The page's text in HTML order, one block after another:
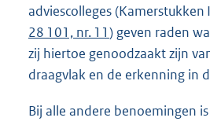
adviescolleges
28 101, nr. 11) geven raden
zij hiertoe genoodzaakt zijn
draagvlak en de erkenning in
Bij alle andere benoemingen